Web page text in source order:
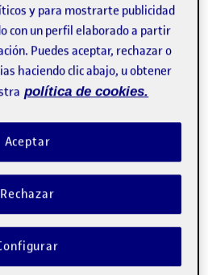
7 Enero, 2022
Proceso
Unceta
comentario
y para mostrarte publicidad
con un perfil elaborado a partir
Puedes aceptar, rechazar o
haciendo clic abajo, u obtener
política de cookies.
Rechazar
Aceptar